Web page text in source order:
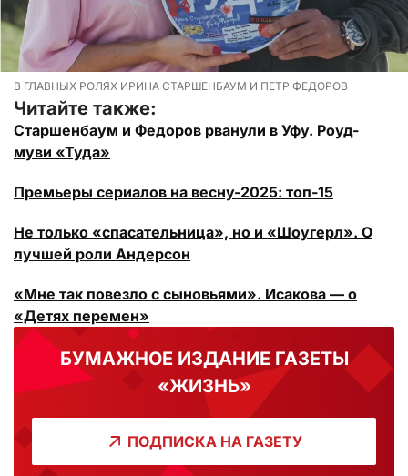
В ГЛАВНЫХ РОЛЯХ ИРИНА СТАРШЕНБАУМ И ПЕТР ФЕДОРОВ
Читайте также:
Старшенбаум и Федоров рванули в Уфу. Роуд-
муви «Туда»
Премьеры сериалов на весну-2025: топ-15
Не только «спасательница», но и «Шоугерл». О
лучшей роли Андерсон
«Мне так повезло с сыновьями». Исакова — о
«Детях перемен»
БУМАЖНОЕ ИЗДАНИЕ ГАЗЕТЫ
«ЖИЗНЬ»
ПОДПИСКА НА ГАЗЕТУ